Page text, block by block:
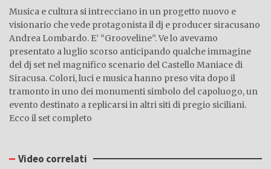
Musica e cultura si intrecciano in un progetto nuovo e
visionario che vede protagonista il dj e producer siracusano
Andrea Lombardo. E’ “Grooveline”. Ve lo avevamo
presentato a luglio scorso anticipando qualche immagine
del dj set nel magnifico scenario del Castello Maniace di
Siracusa. Colori, luci e musica hanno preso vita dopo il
tramonto in uno dei monumenti simbolo del capoluogo, un
evento destinato a replicarsi in altri siti di pregio siciliani.
Ecco il set completo
Video correlati